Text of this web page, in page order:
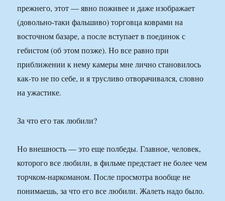
прежнего, этот — явно поживее и даже изображает
(довольно-таки фальшиво) торговца коврами на
восточном базаре, а после вступает в поединок с
гебистом (об этом позже). Но все равно при
приближении к нему камеры мне лично становилось
как-то не по себе, и я трусливо отворачивался, словно
на ужастике.
За что его так любили?
Но внешность — это еще полбеды. Главное, человек,
которого все любили, в фильме предстает не более чем
торчком-наркоманом. После просмотра вообще не
понимаешь, за что его все любили. Жалеть надо было.